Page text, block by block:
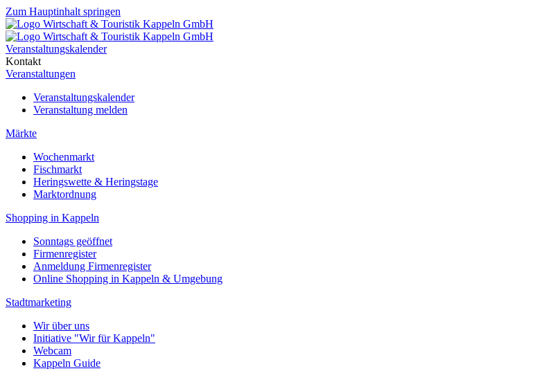
Zum Hauptinhalt springen
Veranstaltungskalender
Kontakt
Veranstaltungen
Veranstaltungskalender
Veranstaltung melden
Märkte
Wochenmarkt
Fischmarkt
Heringswette & Heringstage
Marktordnung
Shopping in Kappeln
Sonntags geöffnet
Firmenregister
Anmeldung Firmenregister
Online Shopping in Kappeln & Umgebung
Stadtmarketing
Wir über uns
Initiative "Wir für Kappeln"
Webcam
Kappeln Guide